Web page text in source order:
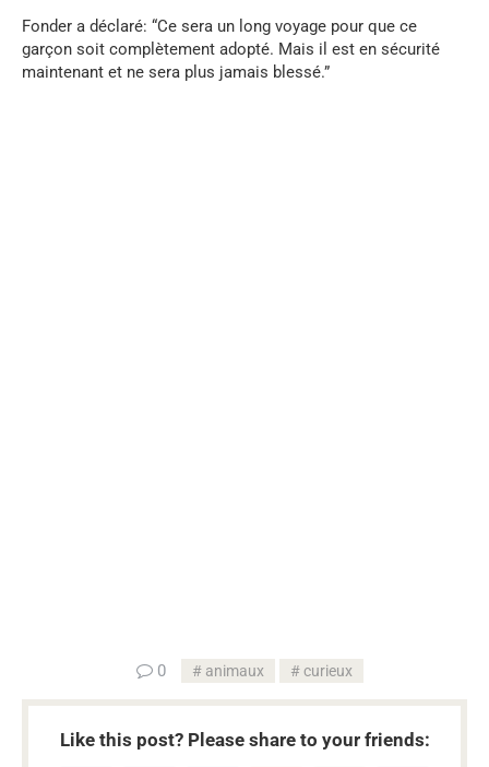
Fonder a déclaré: “Ce sera un long voyage pour que ce
garçon soit complètement adopté. Mais il est en sécurité
maintenant et ne sera plus jamais blessé.”
0 animaux curieux
Like this post? Please share to your friends: